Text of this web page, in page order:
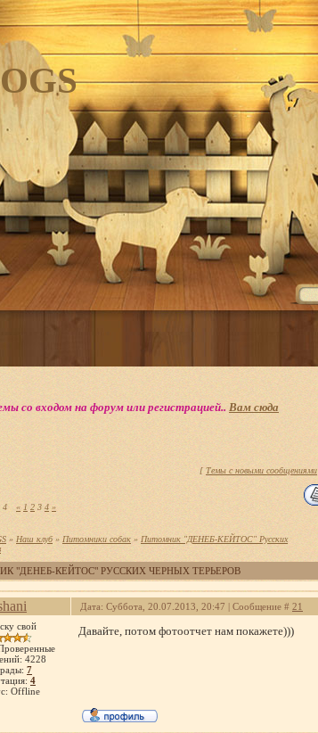
со входом на форум или регистрацией.. Вам сюда
[ Темы с новыми сообщениями
4 « 1 2 3 4 »
» Наш клуб » Питомники собак » Питомник "ДЕНЕБ-КЕЙТОС" Русских
"ДЕНЕБ-КЕЙТОС" РУССКИХ ЧЕРНЫХ ТЕРЬЕРОВ
Дата: Суббота, 20.07.2013, 20:47 | Сообщение # 21
свой
4228
7
4
Offline
Давайте, потом фотоотчет нам покажете)))